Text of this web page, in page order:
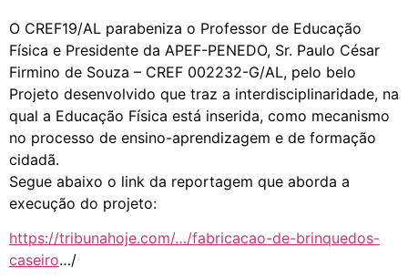
O CREF19/AL parabeniza o Professor de Educação
Física e Presidente da APEF-PENEDO, Sr. Paulo César
Firmino de Souza – CREF 002232-G/AL, pelo belo
Projeto desenvolvido que traz a interdisciplinaridade, na
qual a Educação Física está inserida, como mecanismo
no processo de ensino-aprendizagem e de formação
cidadã.
Segue abaixo o link da reportagem que aborda a
execução do projeto:
https://tribunahoje.com/…/fabricacao-de-brinquedos-
caseiro…/